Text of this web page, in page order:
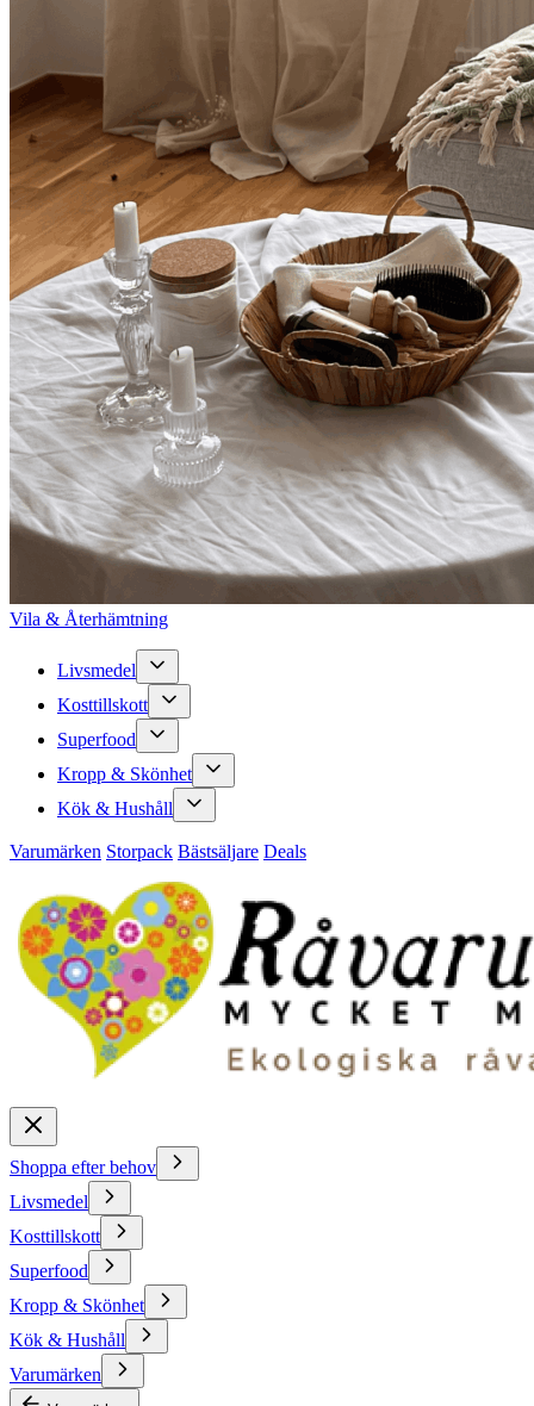
Vila & Återhämtning
Livsmedel
Kosttillskott
Superfood
Kropp & Skönhet
Kök & Hushåll
Varumärken Storpack Bästsäljare Deals
Shoppa efter behov
Livsmedel
Kosttillskott
Superfood
Kropp & Skönhet
Kök & Hushåll
Varumärken